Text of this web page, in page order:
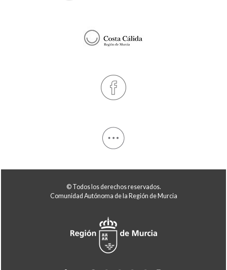
© Todos los derechos reservados.
Comunidad Autónoma de la Región de Murcia